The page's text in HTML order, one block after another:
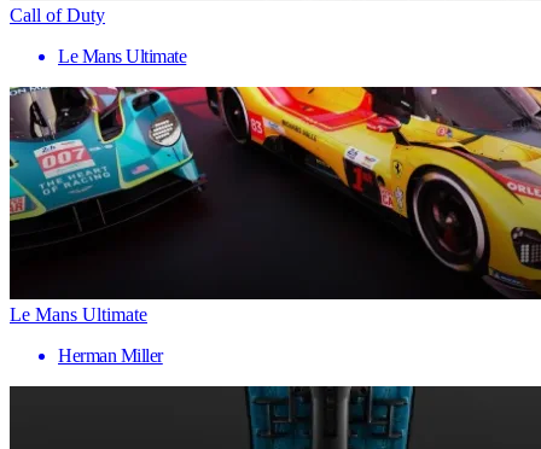
Call of Duty
Le Mans Ultimate
Le Mans Ultimate
Herman Miller